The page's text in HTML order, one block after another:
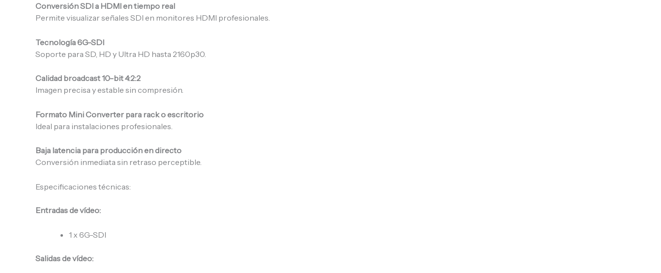
Conversión SDI a HDMI en tiempo real
Permite visualizar señales SDI en monitores HDMI profesionales.
Tecnología 6G-SDI
Soporte para SD, HD y Ultra HD hasta 2160p30.
Calidad broadcast 10-bit 4:2:2
Imagen precisa y estable sin compresión.
Formato Mini Converter para rack o escritorio
Ideal para instalaciones profesionales.
Baja latencia para producción en directo
Conversión inmediata sin retraso perceptible.
Especificaciones técnicas:
Entradas de vídeo:
1 x 6G-SDI
Salidas de vídeo: